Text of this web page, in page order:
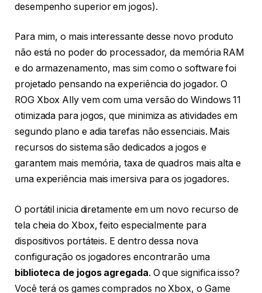
desempenho superior em jogos).
Para mim, o mais interessante desse novo produto
não está no poder do processador, da memória RAM
e do armazenamento, mas sim como o software foi
projetado pensando na experiência do jogador. O
ROG Xbox Ally vem com uma versão do Windows 11
otimizada para jogos, que minimiza as atividades em
segundo plano e adia tarefas não essenciais. Mais
recursos do sistema são dedicados a jogos e
garantem mais memória, taxa de quadros mais alta e
uma experiência mais imersiva para os jogadores.
O portátil inicia diretamente em um novo recurso de
tela cheia do Xbox, feito especialmente para
dispositivos portáteis. E dentro dessa nova
configuração os jogadores encontrarão uma
biblioteca de jogos agregada. O que significa isso?
Você terá os games comprados no Xbox, o Game